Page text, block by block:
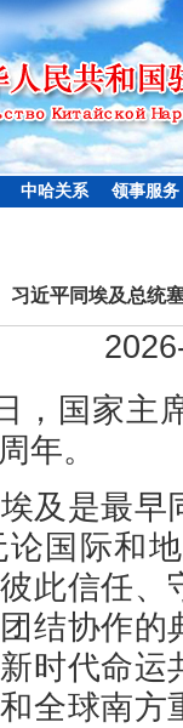
中哈关系 领事服务
习近平同埃及总统
，国家主
年。
及是最
论国际和
此信任
结协作
时代命
全球南